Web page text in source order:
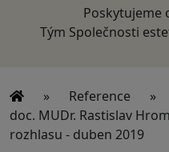
Poskytujeme
Tým Společnosti
» Reference
»
doc. MUDr. Rastislav
rozhlasu - duben 2019